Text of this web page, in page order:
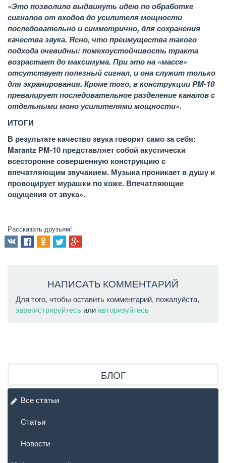
«Это позволило выдвинуть идею по обработке
сигналов от входов до усилителя мощности
последовательно и симметрично, для сохранения
качества звука. Ясно, что преимущества такого
подхода очевидны: помехоустойчивость тракта
возрастает до максимума. При это на «массе»
отсутствует полезный сигнал, и она служит только
для экранирования. Кроме того, в конструкции PM-10
превалирует последовательное разделение каналов с
отдельными моно усилителями мощности».
ИТОГИ
В результате качество звука говорит само за себя:
Marantz PM-10 представляет собой акустически
всесторонне совершенную конструкцию с
впечатляющим звучанием. Музыка проникает в душу и
провоцирует мурашки по коже. Впечатляющие
ощущения от звука».
Рассказать друзьям!
НАПИСАТЬ КОММЕНТАРИЙ
Для того, чтобы оставить комментарий, пожалуйста,
зарегистрируйтесь илиавторизуйтесь
БЛОГ
Все статьи
Статьи
Новости